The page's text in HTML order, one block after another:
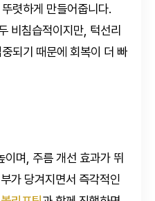
렷하게 만들어줍니다.
비침습적이지만, 턱선리
되기 때문에 회복이 더 빠
이며, 주름 개선 효과가 뛰
가 당겨지면서 즉각적인